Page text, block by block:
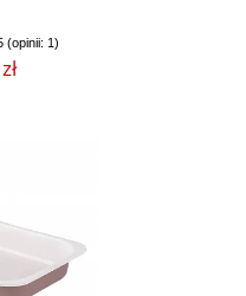
(opinii: 1)